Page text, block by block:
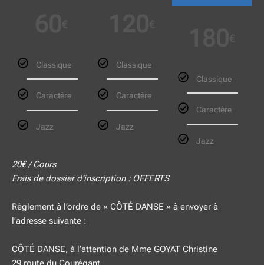
Classique
Caractère
Jazz
Classique
Caractère
Jazz
Classique
Caractère
Jazz
20€ / Cours
Frais de dossier d’inscription : OFFERTS
Règlement à l’ordre de « CÔTÉ DANSE » à envoyer à
l’adresse suivante :
CÔTÉ DANSE, à l’attention de Mme GOYAT Christine